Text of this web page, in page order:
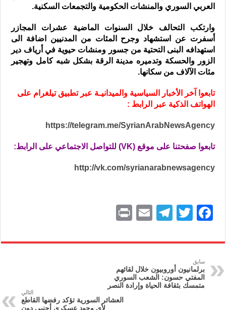
العربي السوري والمنشات الحكومية والتجمعات السكنية.
وارتكب التحالف خلال السنوات الماضية عشرات المجازر
أسفرت عن استشهاد وجرح المئات من المدنيين اضافة الى
استهدافه البنى التحتية من جسور ومنشات حيوية في أرياف دير
الزور والحسكة وتدميره مدينة الرقة بشكل شبه كامل وتهجير
مئات الآلاف من سكانها.
تابعوا آخر الأخبار السياسية والميدانيـة عبر تطبيق تيلغرام على
الهواتف الذكية عبر الرابط :
https://telegram.me/SyrianArabNewsAgency
تابعوا صفحتنا على موقع (VK) للتواصل الاجتماعي على الرابط:
http://vk.com/syrianarabnewsagency
F
c
e
b
o
T
itt
er
T
e
gr
a
m
E
ai
l
nt
سابق
برلمانيون أوروبيون خلال لقائهم
المفتي حسون: الشعب السوري
متمسك بثقافة الحياة وإرادة النصر
التالي
العشائر السورية تؤكد رفضها القاطع
لأي وجود عسكري أجنبي دون